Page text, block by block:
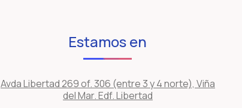
Estamos en
Avda Libertad 269 of. 306 (entre 3 y 4 norte), Viña
del Mar. Edf. Libertad